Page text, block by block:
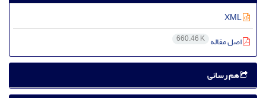
اصل مقاله 660.46 K
هم رسانی